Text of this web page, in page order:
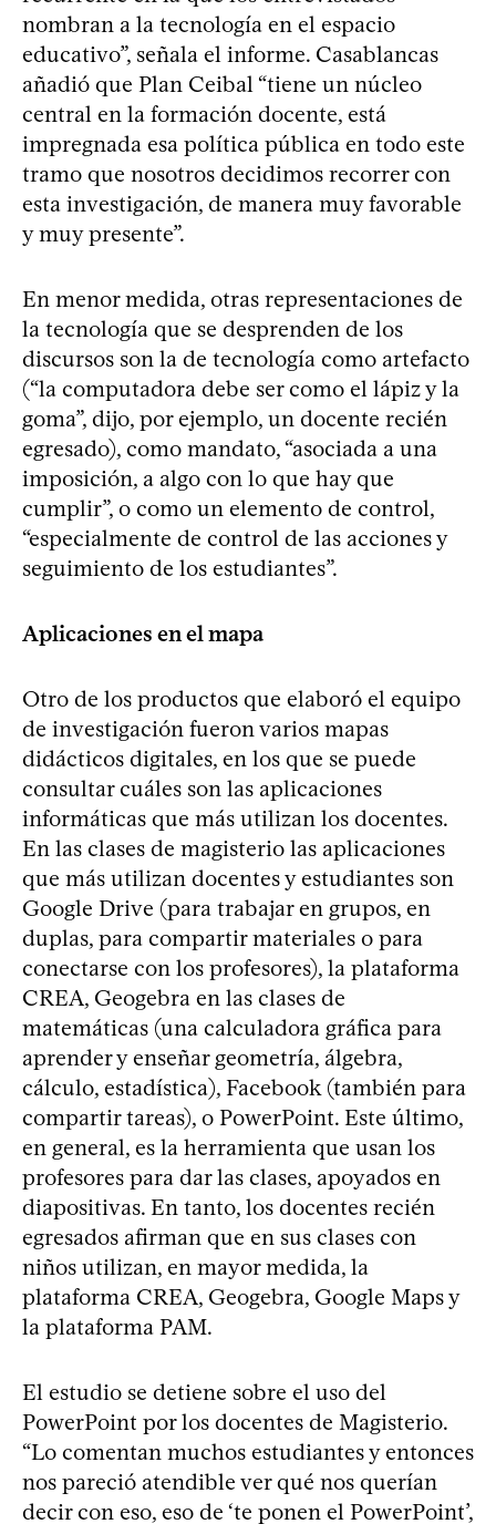
nombran a la tecnología en el espacio
educativo”, señala el informe. Casablancas
añadió que Plan Ceibal “tiene un núcleo
central en la formación docente, está
impregnada esa política pública en todo este
tramo que nosotros decidimos recorrer con
esta investigación, de manera muy favorable
y muy presente”.
En menor medida, otras representaciones de
la tecnología que se desprenden de los
discursos son la de tecnología como artefacto
(“la computadora debe ser como el lápiz y la
goma”, dijo, por ejemplo, un docente recién
egresado), como mandato, “asociada a una
imposición, a algo con lo que hay que
cumplir”, o como un elemento de control,
“especialmente de control de las acciones y
seguimiento de los estudiantes”.
Aplicaciones en el mapa
Otro de los productos que elaboró el equipo
de investigación fueron varios mapas
didácticos digitales, en los que se puede
consultar cuáles son las aplicaciones
informáticas que más utilizan los docentes.
En las clases de magisterio las aplicaciones
que más utilizan docentes y estudiantes son
Google Drive (para trabajar en grupos, en
duplas, para compartir materiales o para
conectarse con los profesores), la plataforma
CREA, Geogebra en las clases de
matemáticas (una calculadora gráfica para
aprender y enseñar geometría, álgebra,
cálculo, estadística), Facebook (también para
compartir tareas), o PowerPoint. Este último,
en general, es la herramienta que usan los
profesores para dar las clases, apoyados en
diapositivas. En tanto, los docentes recién
egresados afirman que en sus clases con
niños utilizan, en mayor medida, la
plataforma CREA, Geogebra, Google Maps y
la plataforma PAM.
El estudio se detiene sobre el uso del
PowerPoint por los docentes de Magisterio.
“Lo comentan muchos estudiantes y entonces
nos pareció atendible ver qué nos querían
decir con eso, eso de ‘te ponen el PowerPoint’,